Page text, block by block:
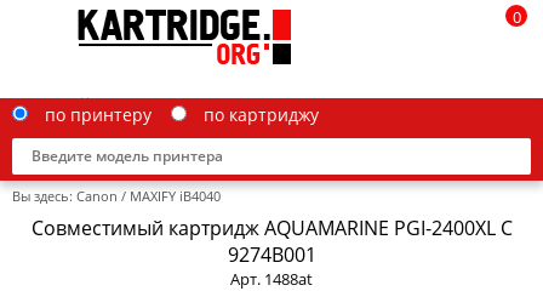
по принтеру по картриджу
0
Вы здесь: Canon / MAXIFY iB4040
Совместимый картридж AQUAMARINE PGI-2400XL C
9274B001
Арт. 1488at